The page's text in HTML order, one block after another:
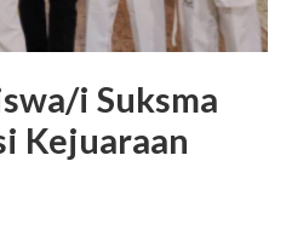
i Suksma
Kejuaraan